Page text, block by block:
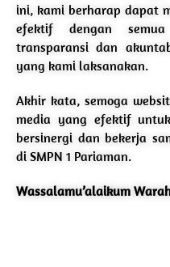
ini, kami berharap dapat
efektif dengan
transparansi dan
yang kami laksanakan.
Akhir kata, semoga
media yang efektif
bersinergi dan bekerja
di SMPN 1 Pariaman.
Wassalamu’alaikum